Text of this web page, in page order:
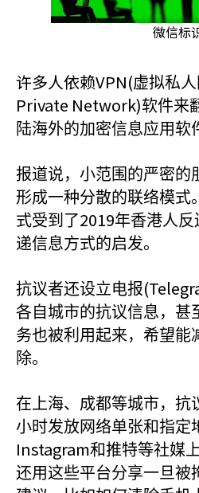
微信标
许多人依赖VPN(虚拟私人
Private Network)软件来
陆海外的加密信息应用软
报道说，小范围的严密的
形成一种分散的联络模式
式受到了2019年香港人
递信息方式的启发。
抗议者还设立电报
各自城市的抗议信息，甚
务也被利用起来，希望能
除。
在上海、成都等城市，抗
小时发放网络单张和指定
Instagram和推特等社媒
还用这些平台分享一旦被